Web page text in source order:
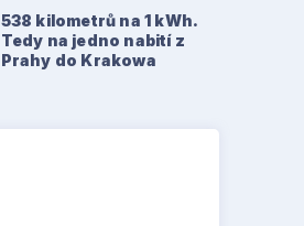
538 kilometrů na 1 kWh.
Tedy na jedno nabití z
Prahy do Krakowa